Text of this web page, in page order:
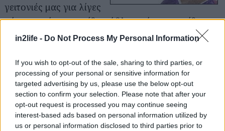
in2life - Do Not Process My Personal Information
If you wish to opt-out of the sale, sharing to third parties, or
processing of your personal or sensitive information for
targeted advertising by us, please use the below opt-out
section to confirm your selection. Please note that after your
opt-out request is processed you may continue seeing
interest-based ads based on personal information utilized by
us or personal information disclosed to third parties prior to
γειτονιές μας για λίγες
μέρες και έχουν τις ίδιες άθλιες μάσκες, τα ίδια
φτερά και πούπουλα για να ξεπαστρέψετε μια
άρωμα πετρέλαιο. Και για αυτή την χρονιά, σας
προτείνουμε είτετα καλύτερα μέρηγια να βρείτε
μια αξιοπρεπή στολή είτε πραγματικά
πρωτότυπες ιδέες για«καμένες» μεταμφιέσεις
που κάνουν την διαφορά.